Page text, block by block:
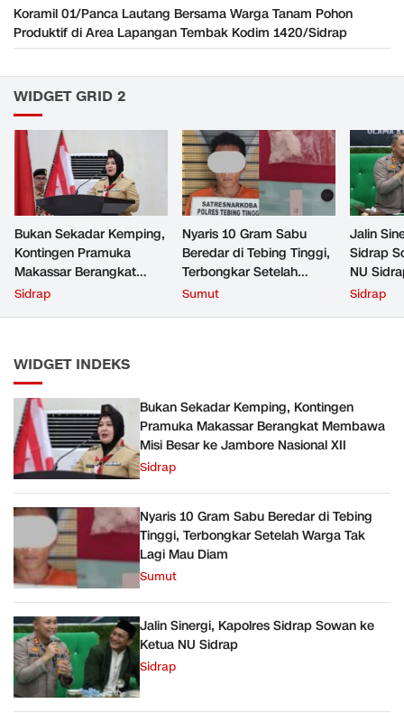
Koramil 01/Panca Lautang Bersama Warga Tanam Pohon
Produktif di Area Lapangan Tembak Kodim 1420/Sidrap
WIDGET GRID 2
Bukan Sekadar Kemping,
Kontingen Pramuka
Makassar Berangkat
Membawa Misi Besar ke
Sidrap
Nyaris 10 Gram Sabu
Beredar di Tebing Tinggi,
Terbongkar Setelah
Warga Tak Lagi Mau
Sumut
Jalin
Sidrap
NU
Sidrap
WIDGET INDEKS
Bukan Sekadar Kemping, Kontingen
Pramuka Makassar Berangkat Membawa
Misi Besar ke Jambore Nasional XII
Sidrap
Nyaris 10 Gram Sabu Beredar di Tebing
Tinggi, Terbongkar Setelah Warga Tak
Lagi Mau Diam
Sumut
Jalin Sinergi, Kapolres Sidrap Sowan ke
Ketua NU Sidrap
Sidrap